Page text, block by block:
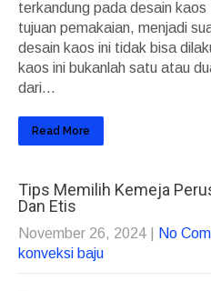
terkandung pada desain
tujuan pemakaian, menjadi
desain kaos ini tidak bisa
kaos ini bukanlah satu atau
dari...
Read More
Tips Memilih Kemeja
Dan Etis
November 26, 2024 No
konveksi baju